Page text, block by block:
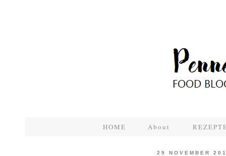
HOME About
29 NOVEMBER